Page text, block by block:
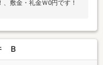
敷金・礼金Ｗ0円です！
Ｂ